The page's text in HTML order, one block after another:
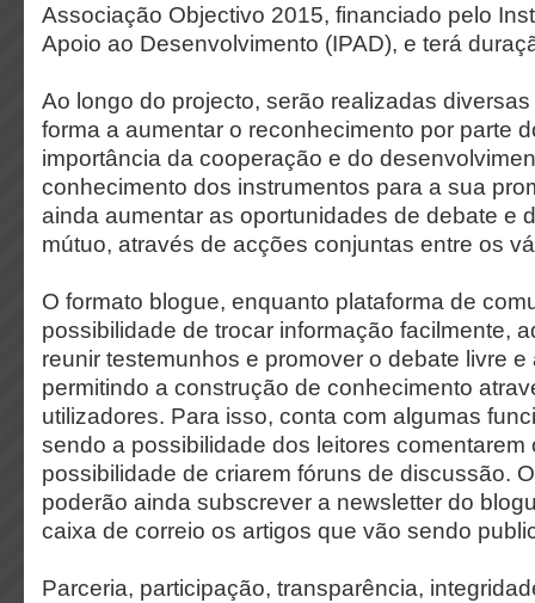
Associação Objectivo 2015, financiado pelo
Apoio ao Desenvolvimento (IPAD), e terá
Ao longo do projecto, serão realizadas
forma a aumentar o reconhecimento por parte
importância da cooperação e do
conhecimento dos instrumentos para a sua
ainda aumentar as oportunidades de debate e
mútuo, através de acções conjuntas entre os
O formato blogue, enquanto plataforma de
possibilidade de trocar informação facilmente,
reunir testemunhos e promover o debate livre e
permitindo a construção de conhecimento
utilizadores. Para isso, conta com algumas
sendo a possibilidade dos leitores comentarem
possibilidade de criarem fóruns de discussão.
poderão ainda subscrever a newsletter do
caixa de correio os artigos que vão sendo
Parceria, participação, transparência,